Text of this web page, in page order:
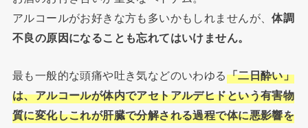
アルコールがお好きな方も多いかもしれませんが、体調
不良の原因になることも忘れてはいけません。
最も一般的な頭痛や吐き気などのいわゆる「二日酔い」
は、アルコールが体内でアセトアルデヒドという有害物
質に変化しこれが肝臓で分解される過程で体に悪影響を